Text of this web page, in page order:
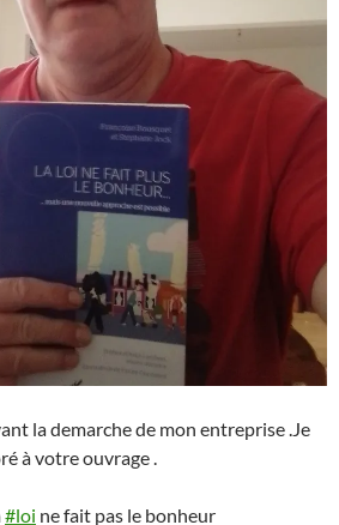
la demarche de mon entreprise .Je
à votre ouvrage .
#loi ne fait pas le bonheur